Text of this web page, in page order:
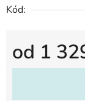
Kód:
od 1
Měrná cena: